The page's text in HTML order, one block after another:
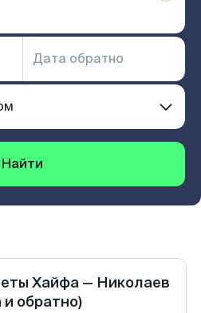
Найти
Хайфа — Николаев
и обратно)